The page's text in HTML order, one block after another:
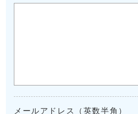
メールアドレス（英数半角）